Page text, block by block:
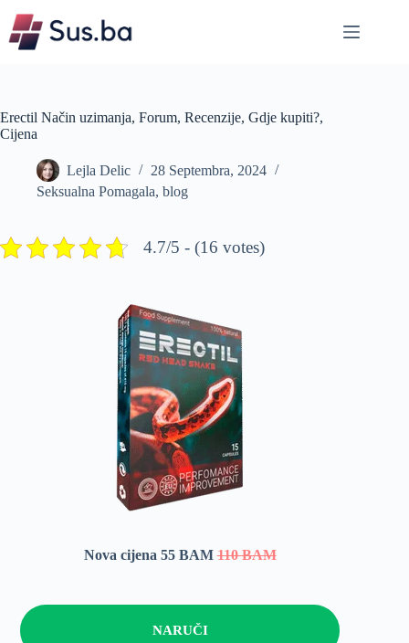
content
Erectil Način uzimanja, Forum, Recenzije, Gdje kupiti?,
Cijena
Lejla Delic
28 Septembra, 2024
Seksualna Pomagala, blog
4.7/5 - (16 votes)
Nova cijena 55 BAM110 BAM
NARUČI